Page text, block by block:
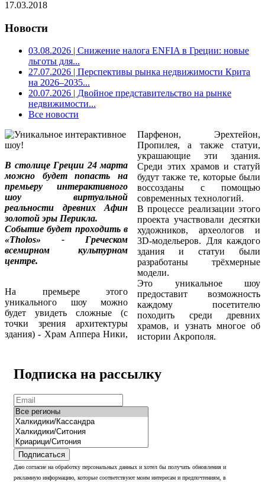
17.03.2018
Новости
03.08.2026 | Снижение налога ENFIA в Греции: новые
льготы для...
27.07.2026 | Перспективы рынка недвижимости Крита
на 2026–2035...
20.07.2026 | Двойное представительство на рынке
недвижимости...
Все новости
В столице Греции 24 марта
можно будет попасть на
премьеру интерактивного
шоу виртуальной
реальности древних Афин
золотой эры Перикла.
Событие будет проходить в
«Tholos» - Греческом
всемирном культурном
центре.
На премьере этого
уникального шоу можно
будет увидеть сложные (с
точки зрения архитектуры
здания) - Храм Аппера Ники,
Парфенон, Эрехтейон,
Пропилея, а также статуи,
украшающие эти здания.
Среди этих храмов и статуй
будут также те, которые были
воссозданы с помощью
современных технологий.
В процессе реализации этого
проекта участвовали десятки
художников, археологов и
3D-модельеров. Для каждого
здания и статуи были
разработаны трёхмерные
модели.
Это уникальное шоу
предоставит возможность
каждому посетителю
походить среди древних
храмов, и узнать многое об
истории Акрополя.
Подписка на рассылку
Подписаться
Даю согласие на обработку персональных данных и хотел бы получать обновления и
рекламную информацию, которые соответствуют моим интересам и предпочтениям, в